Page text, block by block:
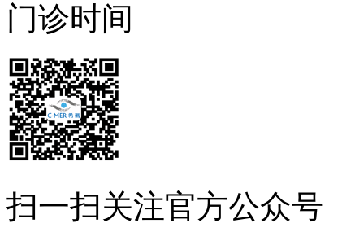
门诊时间
扫一扫关注官方公众号